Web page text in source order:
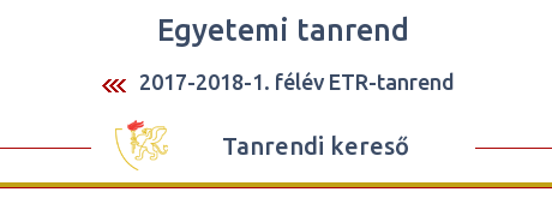
Egyetemi tanrend
2017-2018-1. félév ETR-tanrend
Tanrendi kereső